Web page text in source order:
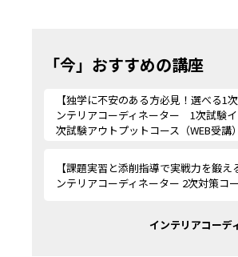
「今」おすすめの講座
【独学に不安のある方必見！選べる1
ンテリアコーディネーター 1次試験
次試験アウトプットコース（WEB受講
【課題実習と添削指導で実戦力を鍛
ンテリアコーディネーター 2次対策コ
インテリアコーデ